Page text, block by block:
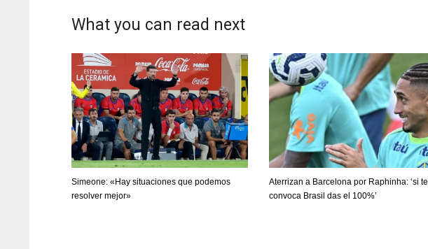
What you can read next
Simeone: «Hay situaciones que podemos
resolver mejor»
Aterrizan a Barcelona por Raphinha: ‘si te
convoca Brasil das el 100%’